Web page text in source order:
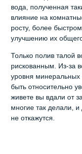
вода, полученная
влияние на
росту, более
улучшению их
Только полив талой
рискованным. Из-за
уровня минеральных
быть относительно
живете вы вдали от
многие так делали, и
не откажутся.